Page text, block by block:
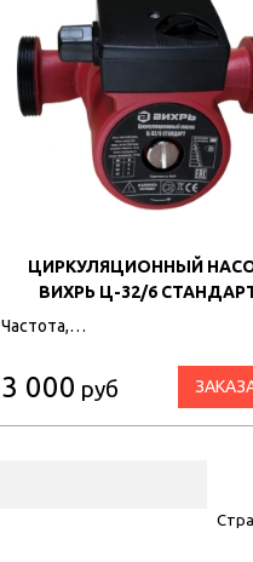
ЦИРКУЛЯЦИОННЫЙ
ВИХРЬ Ц-32/6
Частота,…
3 000 руб